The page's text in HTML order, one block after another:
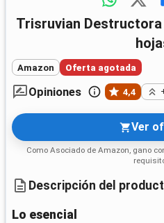
Trisruvian Destructora automática P-4 150
Amazon Oferta agotada
Opiniones 4,4
Ver
Como Asociado de Amazon, gano
Descripción del
Lo esencial